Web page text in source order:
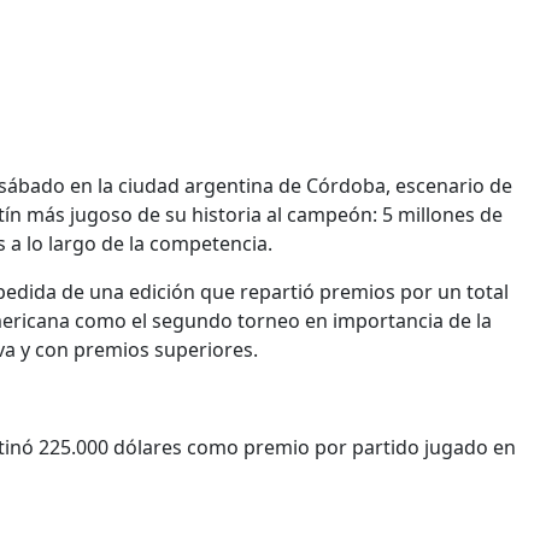
en la ciudad argentina de Córdoba, escenario de
más jugoso de su historia al campeón: 5 millones de
lo largo de la competencia.
de una edición que repartió premios por un total
como el segundo torneo en importancia de la
y con premios superiores.
225.000 dólares como premio por partido jugado en